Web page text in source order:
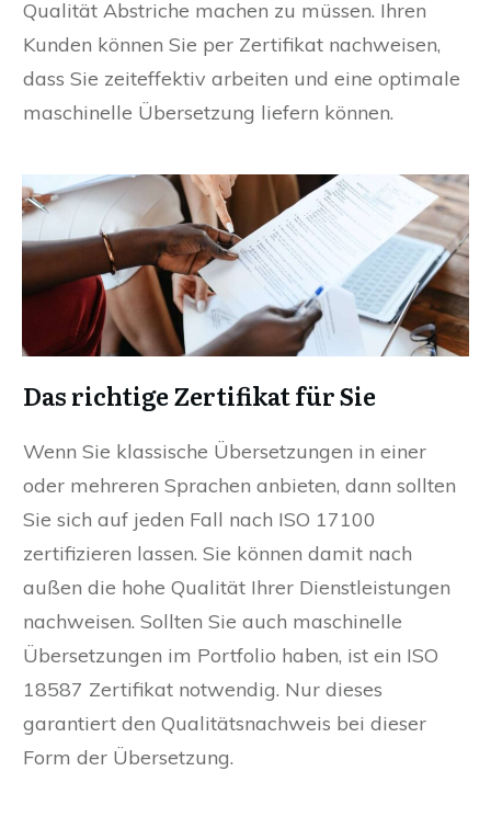
Qualität Abstriche machen zu müssen. Ihren
Kunden können Sie per Zertifikat nachweisen,
dass Sie zeiteffektiv arbeiten und eine optimale
maschinelle Übersetzung liefern können.
Das richtige Zertifikat für Sie
Wenn Sie klassische Übersetzungen in einer
oder mehreren Sprachen anbieten, dann sollten
Sie sich auf jeden Fall nach ISO 17100
zertifizieren lassen. Sie können damit nach
außen die hohe Qualität Ihrer Dienstleistungen
nachweisen. Sollten Sie auch maschinelle
Übersetzungen im Portfolio haben, ist ein ISO
18587 Zertifikat notwendig. Nur dieses
garantiert den Qualitätsnachweis bei dieser
Form der Übersetzung.